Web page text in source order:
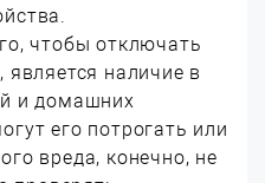
чтобы отключать
является наличие в
и домашних
его потрогать или
вреда, конечно, не